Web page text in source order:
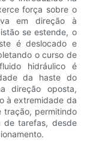
força sobre o
em direção à
se estende, o
é deslocado e
o curso de
hidráulico é
da haste do
direção oposta,
à extremidade da
tração, permitindo
de tarefas, desde